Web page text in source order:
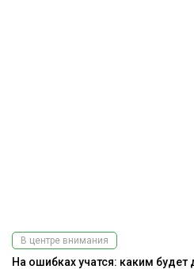
В центре внимания
На ошибках учатся: каким будет